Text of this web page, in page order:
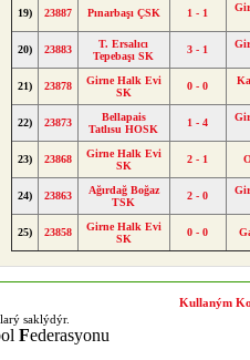
19) 23887 Pınarbaşı ÇSK 1 - 1
20) 23883
T. Ersalıcı
Tepebaşı SK
3 - 1
21) 23878
Girne Halk Evi
SK
0 - 0
22) 23873
Bellapais
Tatlısu HOSK
1 - 4
23) 23868
Girne Halk Evi
SK
2 - 1
24) 23863
Ağırdağ Boğaz
TSK
2 - 0
25) 23858
Girne Halk Evi
SK
0 - 0
saklýdýr.
Federasyonu
Kullaným